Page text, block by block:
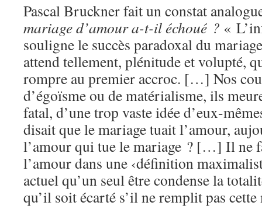
Pascal Bruckner fait un constat
mariage d’amour a-t-il échoué ? «
souligne le succès paradoxal du
attend tellement, plénitude et volupté,
rompre au premier accroc. […] Nos
d’égoïsme ou de matérialisme, ils
fatal, d’une trop vaste idée d’eux-
disait que le mariage tuait l’amour,
l’amour qui tue le mariage ? […] Il ne
l’amour dans une ‹définition
actuel qu’un seul être condense la
qu’il soit écarté s’il ne remplit pas